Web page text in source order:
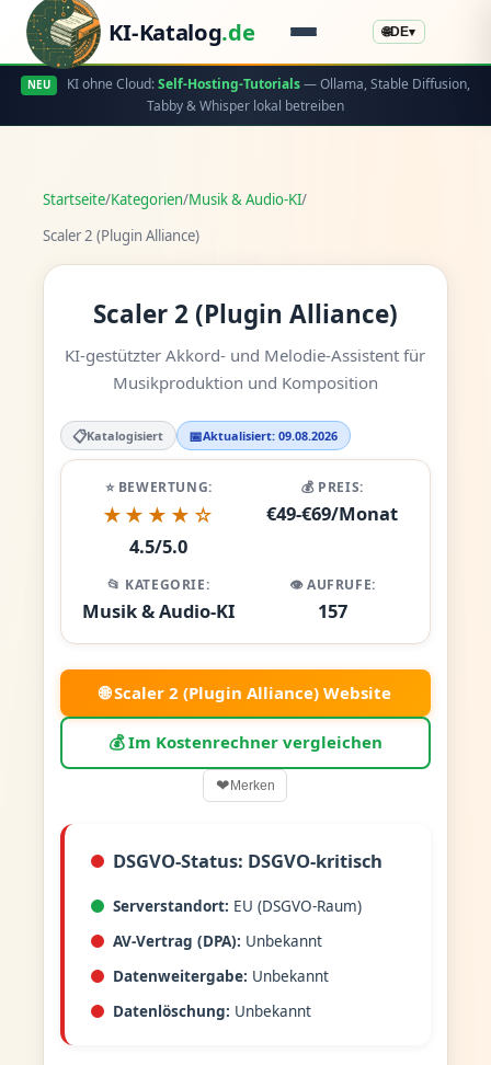
KI-Katalog.de 🌐DE▾
NEU KI ohne Cloud:Self-Hosting-Tutorials— Ollama, Stable Diffusion,
Tabby & Whisper lokal betreiben
Startseite/Kategorien/Musik & Audio-KI/
Scaler 2 (Plugin Alliance)
Scaler 2 (Plugin Alliance)
KI-gestützter Akkord- und Melodie-Assistent für
Musikproduktion und Komposition
📋Katalogisiert 📅Aktualisiert: 09.08.2026
⭐ BEWERTUNG:
★★★★☆
4.5/5.0
💰 PREIS:
€49-€69/Monat
📂 KATEGORIE:
Musik & Audio-KI
👁️ AUFRUFE:
157
🌐 Scaler 2 (Plugin Alliance) Website
💰 Im Kostenrechner vergleichen
❤Merken
DSGVO-Status: DSGVO-kritisch
Serverstandort: EU (DSGVO-Raum)
AV-Vertrag (DPA): Unbekannt
Datenweitergabe: Unbekannt
Datenlöschung: Unbekannt